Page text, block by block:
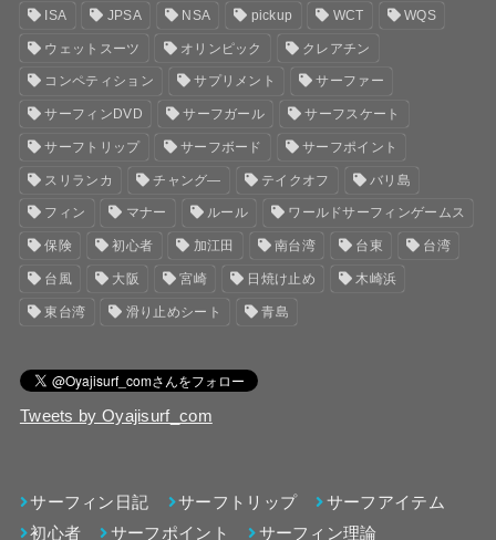
ISA JPSA NSA pickup WCT WQS
ウェットスーツ オリンピック クレアチン
コンペティション サプリメント サーファー
サーフィンDVD サーフガール サーフスケート
サーフトリップ サーフボード サーフポイント
スリランカ チャング― テイクオフ バリ島
フィン マナー ルール ワールドサーフィンゲームス
保険 初心者 加江田 南台湾 台東 台湾
台風 大阪 宮崎 日焼け止め 木崎浜
東台湾 滑り止めシート 青島
Tweets by Oyajisurf_com
サーフィン日記 サーフトリップ
サーフアイテム
初心者
サーフポイント サーフィン理論